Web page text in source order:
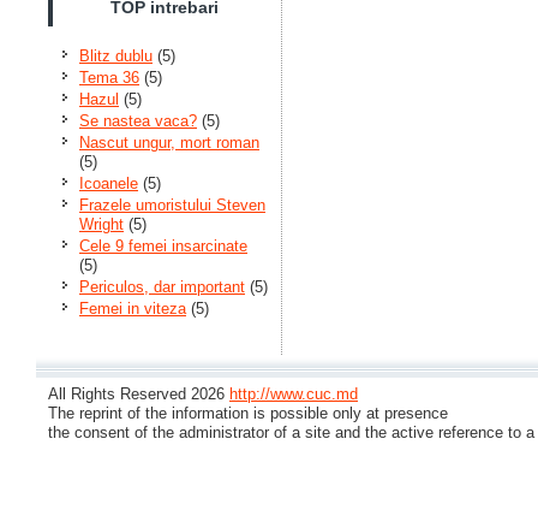
TOP intrebari
Blitz dublu (5)
Tema 36 (5)
Hazul (5)
Se nastea vaca? (5)
Nascut ungur, mort roman
(5)
Icoanele (5)
Frazele umoristului Steven
Wright (5)
Cele 9 femei insarcinate
(5)
Periculos, dar important (5)
Femei in viteza(5)
All Rights Reserved 2026 http://www.cuc.md
The reprint of the information is possible only at presence
the consent of the administrator of a site and the active reference to